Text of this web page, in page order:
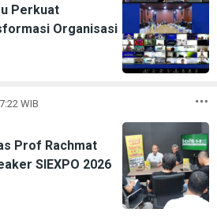
Perkuat
Organisasi
WIB
Prof Rachmat
SIEXPO 2026